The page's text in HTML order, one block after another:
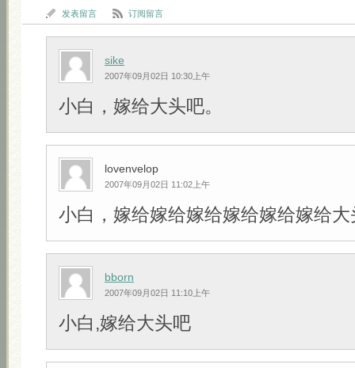
发表留言 订阅留言
sike
2007年09月02日 10:30上午
小白，嫁给大头吧。
lovenvelop
2007年09月02日 11:02上午
小白，嫁给嫁给嫁给嫁给嫁给嫁给大
bborn
2007年09月02日 11:10上午
小白,嫁给大头吧